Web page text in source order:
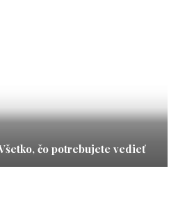
čo potrebujete vedieť